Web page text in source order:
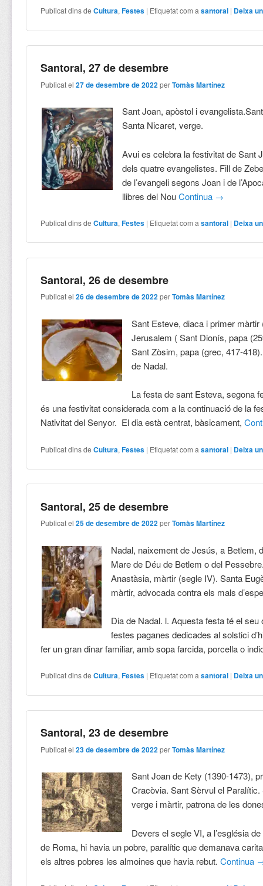
Publicat dins de Cultura,Festes | Etiquetat com a santoral | Deixa
Santoral, 27 de desembre
Publicat el27 de desembre de 2022 perTomàs Martínez
Sant Joan, apòstol i
Santa Nicaret, verge.
Avui es celebra la festivitat de Sant
dels quatre evangelistes. Fill de
de l’evangeli segons Joan i de
llibres del NouContinua →
Publicat dins de Cultura,Festes | Etiquetat com a santoral | Deixa
Santoral, 26 de desembre
Publicat el26 de desembre de 2022 perTomàs Martínez
Sant Esteve, diaca i primer màrtir
Jerusalem ( Sant Dionís, papa
Sant Zòsim, papa (grec, 417-
de Nadal.
La festa de sant Esteva, segona
és una festivitat considerada com a la continuació de la
Nativitat del Senyor. El dia està centrat, bàsicament,
Publicat dins de Cultura,Festes | Etiquetat com a santoral | Deixa
Santoral, 25 de desembre
Publicat el25 de desembre de 2022 perTomàs Martínez
Nadal, naixement de Jesús, a Betlem,
Mare de Déu de Betlem o del
Anastàsia, màrtir (segle IV). Santa
màrtir, advocada contra els mals
Dia de Nadal. l. Aquesta festa té el seu
festes paganes dedicades al solstici
fer un gran dinar familiar, amb sopa farcida, porcella o
Publicat dins de Cultura,Festes | Etiquetat com a santoral | Deixa
Santoral, 23 de desembre
Publicat el23 de desembre de 2022 perTomàs Martínez
Sant Joan de Kety (1390-1473),
Cracòvia. Sant Sèrvul el
verge i màrtir, patrona de les
Devers el segle VI, a l’església
de Roma, hi havia un pobre, paralític que demanava
els altres pobres les almoines que havia rebut.Continua